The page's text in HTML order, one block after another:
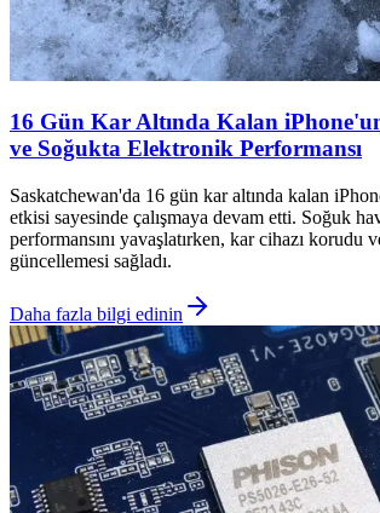
16 Gün Kar Altında Kalan iPhone'un
ve Soğukta Elektronik Performansı
Saskatchewan'da 16 gün kar altında kalan
etkisi sayesinde çalışmaya devam etti. Soğuk
performansını yavaşlatırken, kar cihazı korudu
güncellemesi sağladı.
Daha fazla bilgi edinin